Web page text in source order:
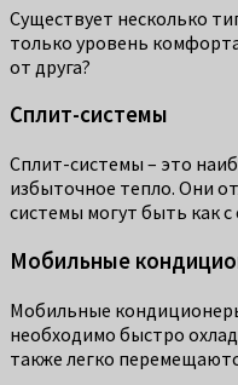
Существует несколько
только уровень
от друга?
Сплит-системы
Сплит-системы – это
избыточное тепло. Они
системы могут быть как
Мобильные
Мобильные
необходимо быстро
также легко